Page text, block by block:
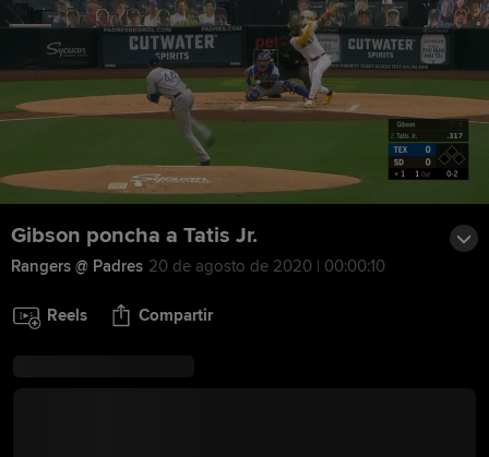
Gibson poncha a Tatis Jr.
Rangers @ Padres 20 de agosto de 2020 | 00:00:10
Reels Compartir